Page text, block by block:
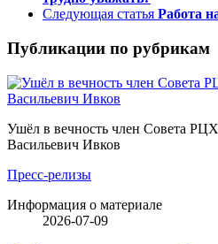
Следующая статья Работа
Публикации по рубрикам
Ушёл в вечность член Совета
Васильевич Ивков
Пресс-релизы
Информация о материале
2026-07-09